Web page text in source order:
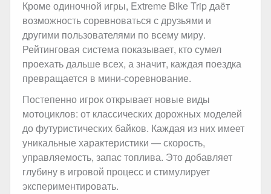
Кроме одиночной игры, Extreme Bike Trip даёт
возможность соревноваться с друзьями и
другими пользователями по всему миру.
Рейтинговая система показывает, кто сумел
проехать дальше всех, а значит, каждая поездка
превращается в мини-соревнование.
Постепенно игрок открывает новые виды
мотоциклов: от классических дорожных моделей
до футуристических байков. Каждая из них имеет
уникальные характеристики — скорость,
управляемость, запас топлива. Это добавляет
глубину в игровой процесс и стимулирует
экспериментировать.